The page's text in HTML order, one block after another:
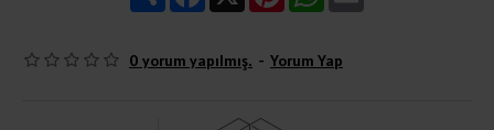
0 yorum yapılmış. - Yorum Yap